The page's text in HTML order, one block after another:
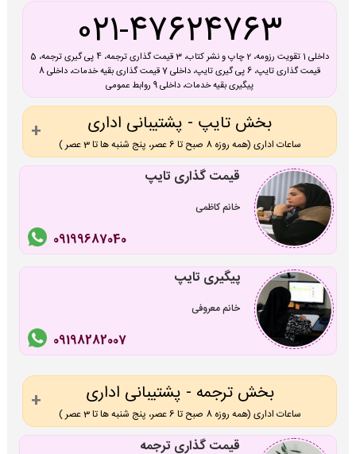
021-47624763
داخلی 1 تقویت رزومه، 2 چاپ و نشر کتاب، 3 قیمت گذاری ترجمه، 4 پی گیری ترجمه، 5
قیمت گذاری تایپ، 6 پی گیری تایپ، داخلی 7 قیمت گذاری بقیه خدمات، داخلی 8
پیگیری بقیه خدمات، داخلی 9 روابط عمومی
بخش تایپ - پشتیبانی اداری
ساعات اداری (همه روزه 8 صبح تا 6 عصر، پنج شنبه ها تا 3 عصر )
قیمت گذاری تایپ
خانم کاظمی
09199687040
پیگیری تایپ
خانم معروفی
09198282007
بخش ترجمه - پشتیبانی اداری
ساعات اداری (همه روزه 8 صبح تا 6 عصر، پنج شنبه ها تا 3 عصر )
قیمت گذاری ترجمه